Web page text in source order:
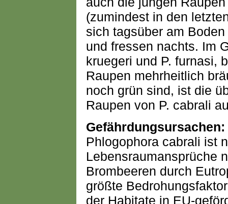
(zumindest in den
sich tagsüber am
und fressen nachts. Im
kruegeri und P. furnasi,
Raupen mehrheitlich
noch grün sind, ist die
Raupen von P. cabrali
Gefährdungsursachen:
Phlogophora cabrali ist
Lebensraumansprüche
Brombeeren durch
größte
der Habitate in EU-